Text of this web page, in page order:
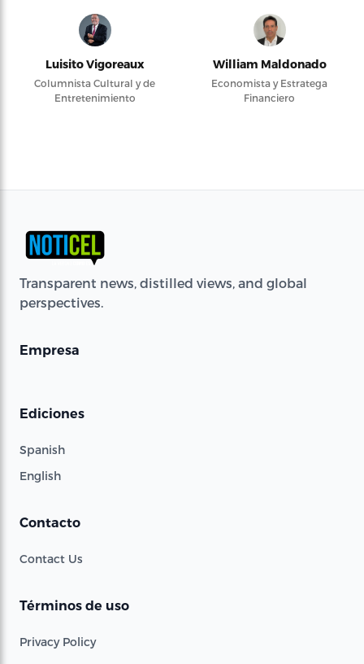
Luisito Vigoreaux
Columnista Cultural y de
Entretenimiento
William Maldonado
Economista y Estratega
Financiero
Transparent news, distilled views, and global
perspectives.
Empresa
Ediciones
Spanish
English
Contacto
Contact Us
Términos de uso
Privacy Policy